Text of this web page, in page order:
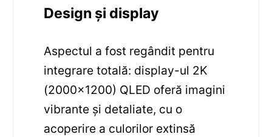
Design și display
Aspectul a fost regândit pentru
integrare totală: display-ul 2K
(2000×1200) QLED oferă imagini
vibrante și detaliate, cu o
acoperire a culorilor extinsă